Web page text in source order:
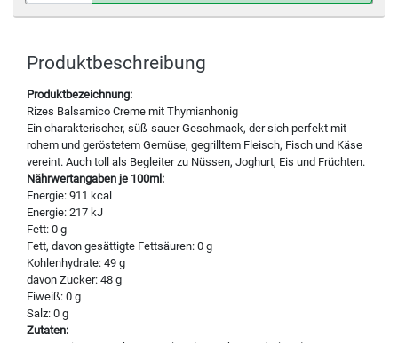
Produktbeschreibung
Produktbezeichnung:
Rizes Balsamico Creme mit Thymianhonig
Ein charakterischer, süß-sauer Geschmack, der sich perfekt mit
rohem und geröstetem Gemüse, gegrilltem Fleisch, Fisch und Käse
vereint. Auch toll als Begleiter zu Nüssen, Joghurt, Eis und Früchten.
Nährwertangaben je 100ml:
Energie: 911 kcal
Energie: 217 kJ
Fett: 0 g
Fett, davon gesättigte Fettsäuren: 0 g
Kohlenhydrate: 49 g
davon Zucker: 48 g
Eiweiß: 0 g
Salz: 0 g
Zutaten: